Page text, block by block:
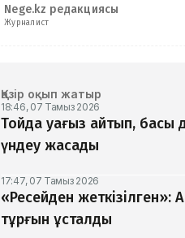
Nege.kz редакциясы
Журналист
Қазір оқып жатыр
18:46, 07 Тамыз 2026
Тойда уағыз айтып, басы
үндеу жасады
17:47, 07 Тамыз 2026
«Ресейден жеткізілген»:
тұрғын ұсталды